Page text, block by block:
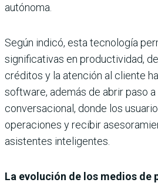
autónoma.
Según indicó, esta tecnología
significativas en productividad,
créditos y la atención al cliente
software, además de abrir paso
conversacional, donde los
operaciones y recibir
asistentes inteligentes.
La evolución de los medios de